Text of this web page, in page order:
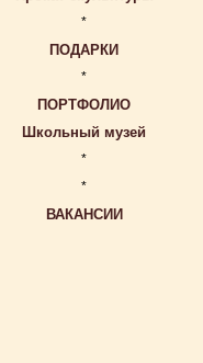
*
ПОДАРКИ
*
ПОРТФОЛИО
Школьный музей
*
*
ВАКАНСИИ